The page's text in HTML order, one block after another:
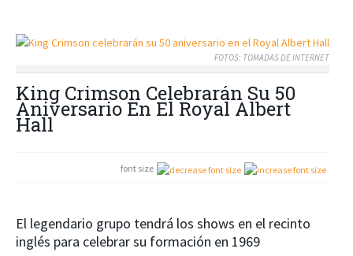
FOTOS: TOMADAS DE INTERNET
King Crimson Celebrarán Su 50
Aniversario En El Royal Albert
Hall
font size
El legendario grupo tendrá los shows en el recinto
inglés para celebrar su formación en 1969